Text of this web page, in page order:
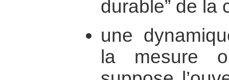
durable” de la
une
la mesure